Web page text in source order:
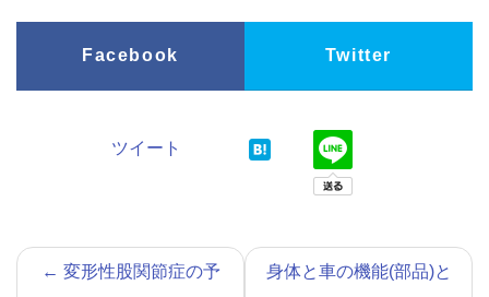
Facebook Twitter
ツイート
← 変形性股関節症の予
身体と車の機能(部品)と